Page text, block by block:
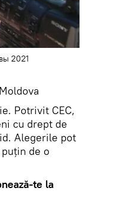
2021
Potrivit CEC,
cu drept de
Alegerile pot
de o
te la